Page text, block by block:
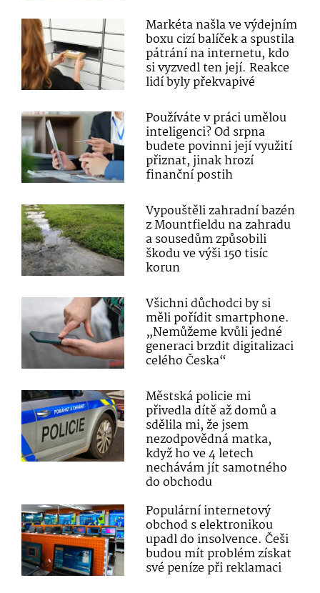
Markéta našla ve výdejním
boxu cizí balíček a spustila
pátrání na internetu, kdo
si vyzvedl ten její. Reakce
lidí byly překvapivé
Používáte v práci umělou
inteligenci? Od srpna
budete povinni její využití
přiznat, jinak hrozí
finanční postih
Vypouštěli zahradní bazén
z Mountfieldu na zahradu
a sousedům způsobili
škodu ve výši 150 tisíc
korun
Všichni důchodci by si
měli pořídit smartphone.
„Nemůžeme kvůli jedné
generaci brzdit digitalizaci
celého Česka“
Městská policie mi
přivedla dítě až domů a
sdělila mi, že jsem
nezodpovědná matka,
když ho ve 4 letech
nechávám jít samotného
do obchodu
Populární internetový
obchod s elektronikou
upadl do insolvence. Češi
budou mít problém získat
své peníze při reklamaci